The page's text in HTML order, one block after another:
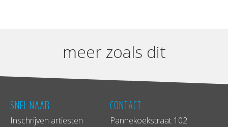
meer zoals dit
SNEL NAAR
Inschrijven artiesten
CONTACT
Pannekoekstraat 102